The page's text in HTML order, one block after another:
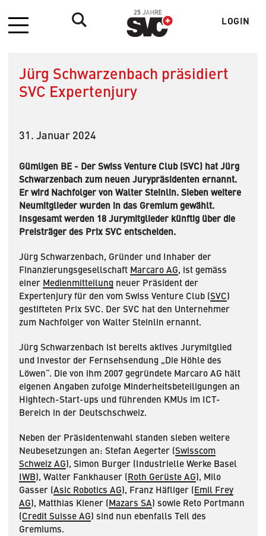
Menü LOGIN
Jürg Schwarzenbach präsidiert
SVC Expertenjury
31. Januar 2024
Gümligen BE - Der Swiss Venture Club (SVC) hat Jürg
Schwarzenbach zum neuen Jurypräsidenten ernannt.
Er wird Nachfolger von Walter Steinlin. Sieben weitere
Neumitglieder wurden in das Gremium gewählt.
Insgesamt werden 18 Jurymitglieder künftig über die
Preisträger des Prix SVC entscheiden.
Jürg Schwarzenbach, Gründer und Inhaber der
Finanzierungsgesellschaft Marcaro AG, ist gemäss
einer Medienmitteilung neuer Präsident der
Expertenjury für den vom Swiss Venture Club (SVC)
gestifteten Prix SVC. Der SVC hat den Unternehmer
zum Nachfolger von Walter Steinlin ernannt.
Jürg Schwarzenbach ist bereits aktives Jurymitglied
und Investor der Fernsehsendung „Die Höhle des
Löwen“. Die von ihm 2007 gegründete Marcaro AG hält
eigenen Angaben zufolge Minderheitsbeteiligungen an
Hightech-Start-ups und führenden KMUs im ICT-
Bereich in der Deutschschweiz.
Neben der Präsidentenwahl standen sieben weitere
Neubesetzungen an: Stefan Aegerter (Swisscom
Schweiz AG), Simon Burger (Industrielle Werke Basel
IWB), Walter Fankhauser (Roth Gerüste AG), Milo
Gasser (Asic Robotics AG), Franz Häfliger (Emil Frey
AG), Matthias Kiener (Mazars SA) sowie Reto Portmann
(Credit Suisse AG) sind nun ebenfalls Teil des
Gremiums.